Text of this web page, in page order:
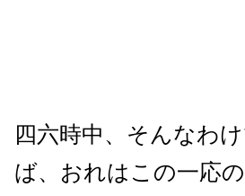
四六時中、そんなわ
ば、おれはこの一応